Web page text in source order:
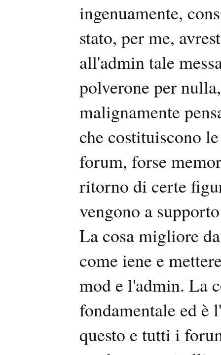
ingenuamente,
stato, per me,
all'admin tale
polverone per
malignamente
che costituiscono
forum, forse
ritorno di certe
vengono a
La cosa migliore
come iene e
mod e l'admin. La
fondamentale ed è
questo e tutti i